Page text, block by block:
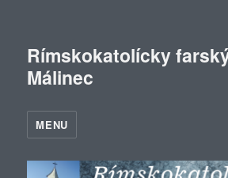
Rímskokatolícky
Málinec
MENU